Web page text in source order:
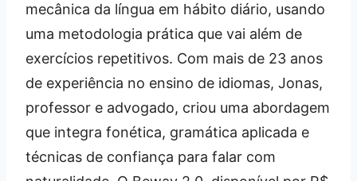
mecânica da língua em hábito diário, usando
uma metodologia prática que vai além de
exercícios repetitivos. Com mais de 23 anos
de experiência no ensino de idiomas, Jonas,
professor e advogado, criou uma abordagem
que integra fonética, gramática aplicada e
técnicas de confiança para falar com